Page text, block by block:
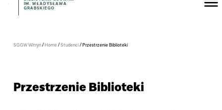
IM. WŁADYSŁAWA
GRABSKIEGO
SGGW Witryn/Home/Studenci/Przestrzenie Biblioteki
Przestrzenie Biblioteki